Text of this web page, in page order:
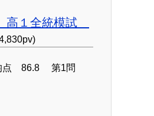
高１全統模試
点 86.8 第1問